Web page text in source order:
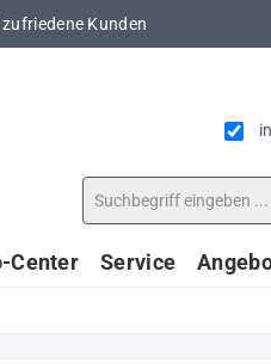
Kunden
Center Service